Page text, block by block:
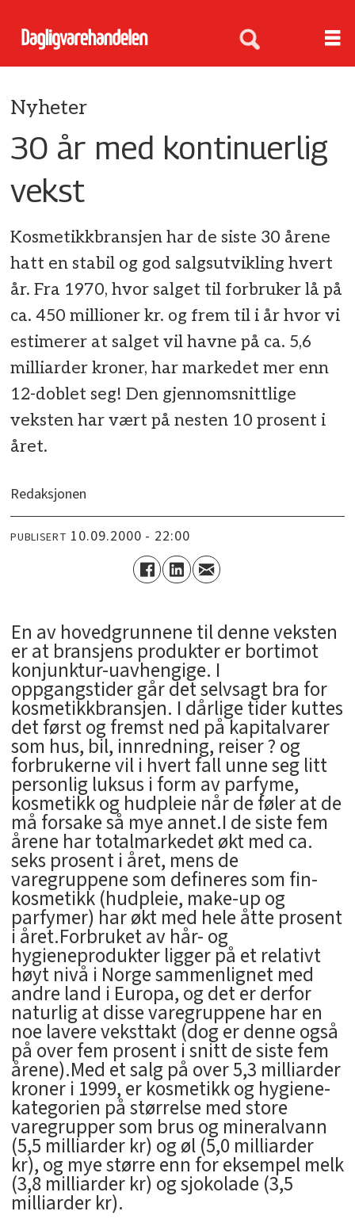
Nyheter
30 år med kontinuerlig
vekst
Kosmetikkbransjen har de siste 30 årene
hatt en stabil og god salgsutvikling hvert
år. Fra 1970, hvor salget til forbruker lå på
ca. 450 millioner kr. og frem til i år hvor vi
estimerer at salget vil havne på ca. 5,6
milliarder kroner, har markedet mer enn
12-doblet seg! Den gjennomsnittlige
veksten har vært på nesten 10 prosent i
året.
Redaksjonen
PUBLISERT 10.09.2000 - 22:00
En av hovedgrunnene til denne veksten
er at bransjens produkter er bortimot
konjunktur-uavhengige. I
oppgangstider går det selvsagt bra for
kosmetikkbransjen. I dårlige tider kuttes
det først og fremst ned på kapitalvarer
som hus, bil, innredning, reiser ? og
forbrukerne vil i hvert fall unne seg litt
personlig luksus i form av parfyme,
kosmetikk og hudpleie når de føler at de
må forsake så mye annet.I de siste fem
årene har totalmarkedet økt med ca.
seks prosent i året, mens de
varegruppene som defineres som fin-
kosmetikk (hudpleie, make-up og
parfymer) har økt med hele åtte prosent
i året.Forbruket av hår- og
hygieneprodukter ligger på et relativt
høyt nivå i Norge sammenlignet med
andre land i Europa, og det er derfor
naturlig at disse varegruppene har en
noe lavere veksttakt (dog er denne også
på over fem prosent i snitt de siste fem
årene).Med et salg på over 5,3 milliarder
kroner i 1999, er kosmetikk og hygiene-
kategorien på størrelse med store
varegrupper som brus og mineralvann
(5,5 milliarder kr) og øl (5,0 milliarder
kr), og mye større enn for eksempel melk
(3,8 milliarder kr) og sjokolade (3,5
milliarder kr).